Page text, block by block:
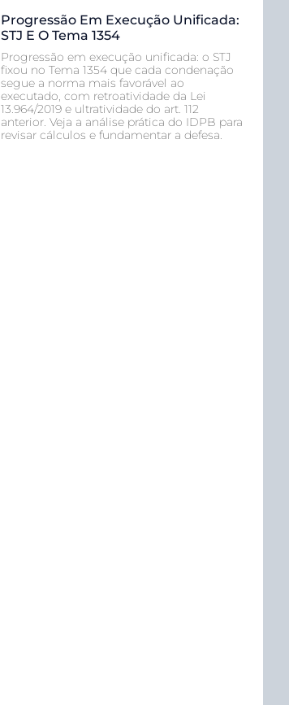
Progressão Em Execução Unificada:
STJ E O Tema 1354
Progressão em execução unificada: o STJ
fixou no Tema 1354 que cada condenação
segue a norma mais favorável ao
executado, com retroatividade da Lei
13.964/2019 e ultratividade do art. 112
anterior. Veja a análise prática do IDPB para
revisar cálculos e fundamentar a defesa.